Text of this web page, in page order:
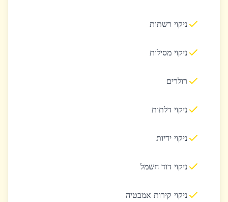
ניקוי רשתות
ניקוי מסילות
רולרים
ניקוי דלתות
ניקוי ידיות
ניקוי דוד חשמל
ניקוי קירות אמבטיה